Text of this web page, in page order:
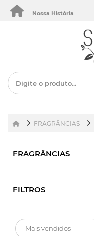
Nossa História
FRAGRÂNCIAS
FRAGRÂNCIAS
FILTROS